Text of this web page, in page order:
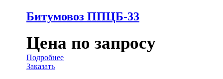
Битумовоз ППЦБ-33
Цена по запросу
Подробнее
Заказать